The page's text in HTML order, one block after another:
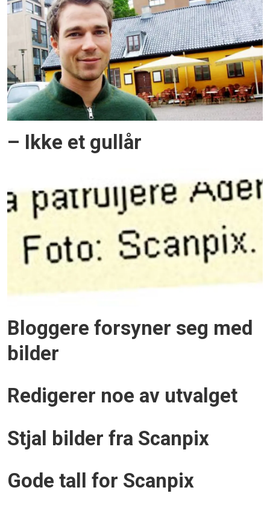
– Ikke et gullår
Bloggere forsyner seg med
bilder
Redigerer noe av utvalget
Stjal bilder fra Scanpix
Gode tall for Scanpix